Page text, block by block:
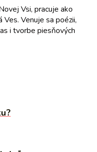
Vsi, pracuje ako
Venuje sa poézii,
i tvorbe piesňových